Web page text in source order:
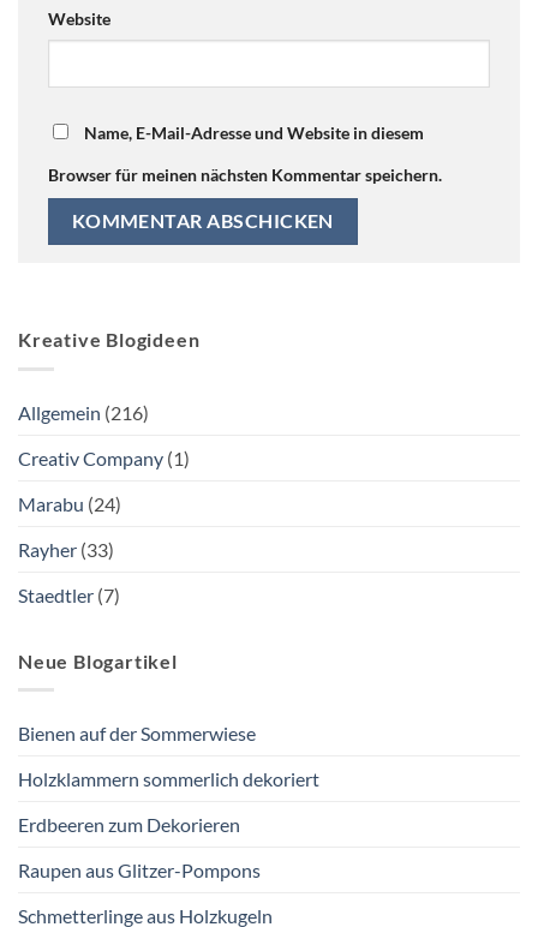
Website
Name, E-Mail-Adresse und Website in diesem
Browser für meinen nächsten Kommentar speichern.
Kreative Blogideen
Allgemein (216)
Creativ Company (1)
Marabu (24)
Rayher (33)
Staedtler (7)
Neue Blogartikel
Bienen auf der Sommerwiese
Holzklammern sommerlich dekoriert
Erdbeeren zum Dekorieren
Raupen aus Glitzer-Pompons
Schmetterlinge aus Holzkugeln